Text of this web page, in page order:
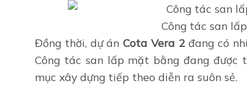
Công tác san
Đồng thời, dự án Cota Vera 2đang có
Công tác san lấp mặt bằng đang được
mục xây dựng tiếp theo diễn ra suôn sẻ.